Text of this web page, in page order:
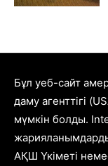
Бұл уеб-сайт
даму агенттігі
мүмкін болды.
АҚШ Үкіметі